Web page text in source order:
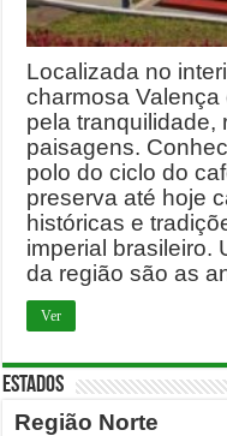
Localizada no
charmosa
pela tranquilidade,
paisagens.
polo do ciclo do
preserva até hoje
históricas e
imperial brasileiro.
da região são as
Ver
ESTADOS
Região Norte